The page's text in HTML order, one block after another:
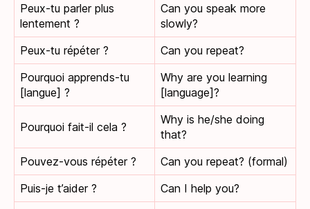
Peux-tu parler plus
lentement ?
Can you speak more
slowly?
Peux-tu répéter ?
Can you repeat?
Pourquoi apprends-tu
[langue] ?
Why are you learning
[language]?
Pourquoi fait-il cela ?
Why is he/she doing
that?
Pouvez-vous répéter ?
Can you repeat? (formal)
Puis-je t’aider ?
Can I help you?